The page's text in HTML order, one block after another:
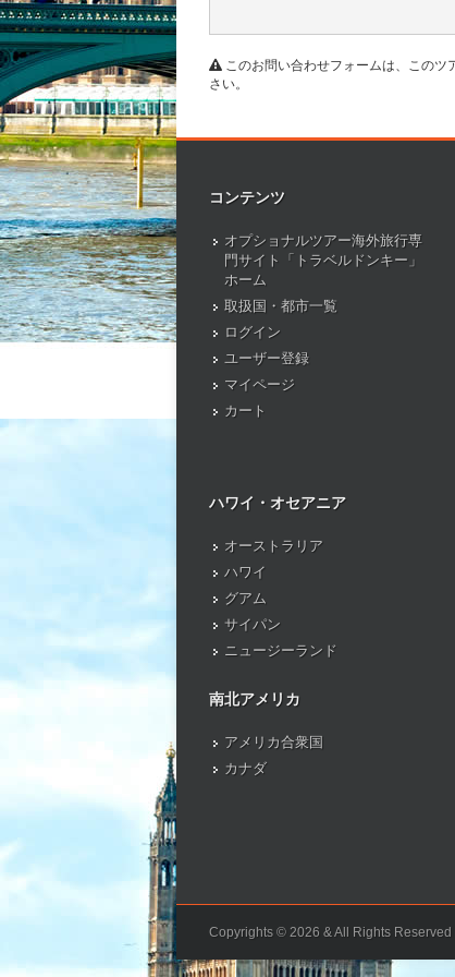
このお問い合わせフォームは、このツ
さい。
コンテンツ
オプショナルツアー海外旅行専
門サイト「トラベルドンキー」
ホーム
取扱国・都市一覧
ログイン
ユーザー登録
マイページ
カート
ハワイ・オセアニア
オーストラリア
ハワイ
グアム
サイパン
ニュージーランド
南北アメリカ
アメリカ合衆国
カナダ
Copyrights © 2026 & All Rights Reserved